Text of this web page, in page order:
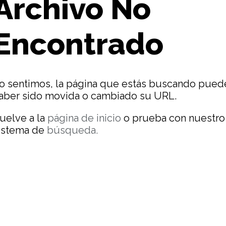
No
sentimos, la página que estás buscando
sido movida o cambiado su URL.
a la página de inicio o prueba con nuestro
de búsqueda.